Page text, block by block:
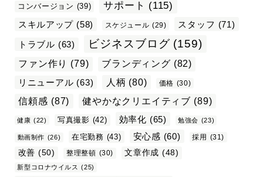
コンバージョン (39) サポート (115)
スキルアップ (58) スケジュール (29) スタッフ (71)
トラブル (63) ビジネスブログ (159)
ファン作り (79) ブランディング (82)
リニューアル (63) 人柄 (80) 価格 (30)
信頼感 (87) 健やかなクリエイティブ (89)
健康 (22) 写真撮影 (42) 効率化 (65) 勉強会 (23)
動画制作 (26) 在宅勤務 (43) 安心感 (60) 採用 (31)
改善 (50) 整理整頓 (30) 文章作成 (48)
新型コロナウイルス (25)